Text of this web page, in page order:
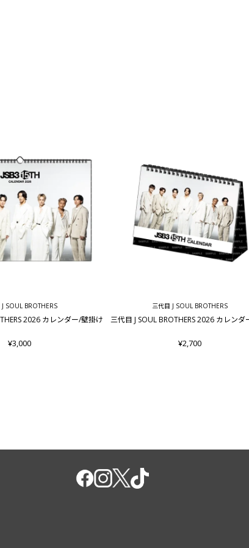
J SOUL BROTHERS
2026 カレンダー/壁掛け
¥3,000
三代目 J SOUL BROTHERS
三代目 J SOUL BROTHERS 2026 カレンダ
¥2,700